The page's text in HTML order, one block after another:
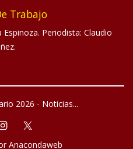
Trabajo
Periodista: Claudio
2026 - Noticias...
Anacondaweb